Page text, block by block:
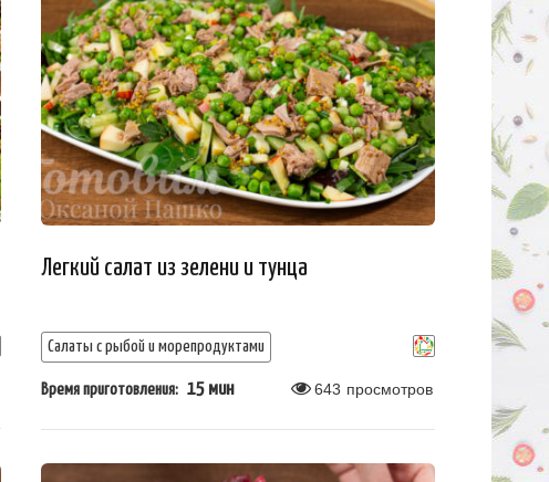
Легкий салат из зелени и тунца
Салаты с рыбой и морепродуктами
Время приготовления: 15 мин 643 просмотров